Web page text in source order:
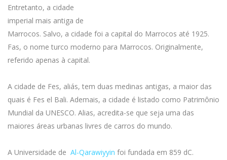
Entretanto, a cidade
imperial mais antiga de
Marrocos. Salvo, a cidade foi a capital do Marrocos até 1925.
Fas, o nome turco moderno para Marrocos. Originalmente,
referido apenas à capital.
A cidade de Fes, aliás, tem duas medinas antigas, a maior das
quais é Fes el Bali. Ademais, a cidade é listado como Patrimônio
Mundial da UNESCO. Alias, acredita-se que seja uma das
maiores áreas urbanas livres de carros do mundo.
A Universidade de Al-Qarawiyyin foi fundada em 859 dC.